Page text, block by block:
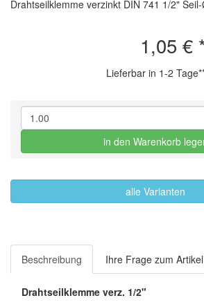
Drahtseilklemme verzinkt DIN 741 1/2"
1,05 €
Lieferbar in 1-2
in den Warenkorb
alle Varianten
Beschreibung Ihre Frage zum Artikel
Drahtseilklemme verz. 1/2"